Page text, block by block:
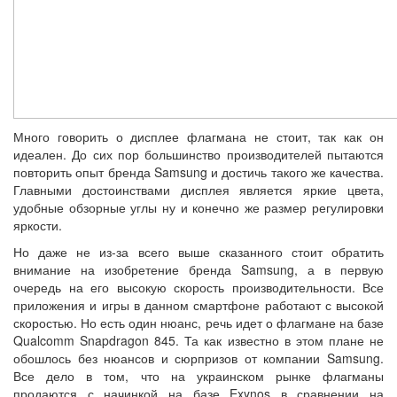
Много говорить о дисплее флагмана не стоит, так как он
идеален. До сих пор большинство производителей пытаются
повторить опыт бренда Samsung и достичь такого же качества.
Главными достоинствами дисплея является яркие цвета,
удобные обзорные углы ну и конечно же размер регулировки
яркости.
Но даже не из-за всего выше сказанного стоит обратить
внимание на изобретение бренда Samsung, а в первую
очередь на его высокую скорость производительности. Все
приложения и игры в данном смартфоне работают с высокой
скоростью. Но есть один нюанс, речь идет о флагмане на базе
Qualcomm Snapdragon 845. Та как известно в этом плане не
обошлось без нюансов и сюрпризов от компании Samsung.
Все дело в том, что на украинском рынке флагманы